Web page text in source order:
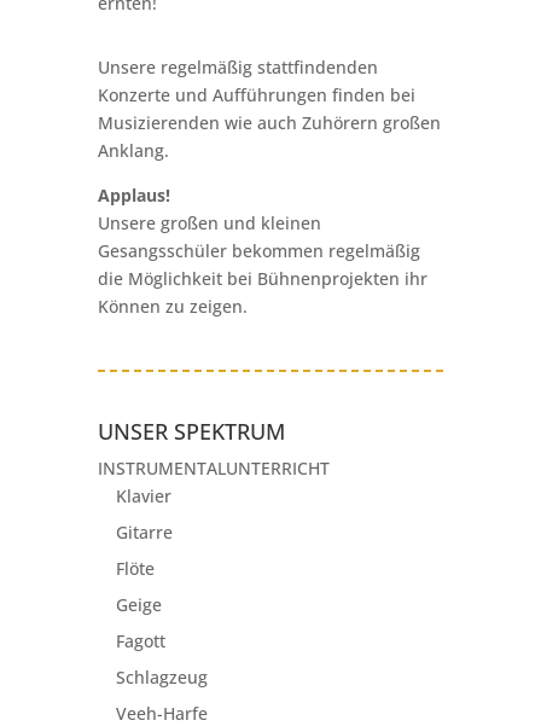
Unsere regelmäßig stattfindenden
Konzerte und Aufführungen finden bei
Musizierenden wie auch Zuhörern großen
Anklang.
Applaus!
Unsere großen und kleinen
Gesangsschüler bekommen regelmäßig
die Möglichkeit bei Bühnenprojekten ihr
Können zu zeigen.
UNSER SPEKTRUM
INSTRUMENTALUNTERRICHT
Klavier
Gitarre
Flöte
Geige
Fagott
Schlagzeug
Veeh-Harfe